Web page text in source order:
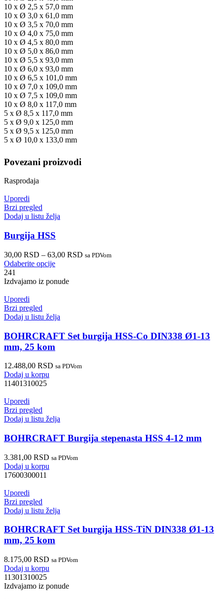
10 x Ø 2,5 x 57,0 mm
10 x Ø 3,0 x 61,0 mm
10 x Ø 3,5 x 70,0 mm
10 x Ø 4,0 x 75,0 mm
10 x Ø 4,5 x 80,0 mm
10 x Ø 5,0 x 86,0 mm
10 x Ø 5,5 x 93,0 mm
10 x Ø 6,0 x 93,0 mm
10 x Ø 6,5 x 101,0 mm
10 x Ø 7,0 x 109,0 mm
10 x Ø 7,5 x 109,0 mm
10 x Ø 8,0 x 117,0 mm
5 x Ø 8,5 x 117,0 mm
5 x Ø 9,0 x 125,0 mm
5 x Ø 9,5 x 125,0 mm
5 x Ø 10,0 x 133,0 mm
Povezani proizvodi
Rasprodaja
Uporedi
Brzi pregled
Dodaj u listu želja
Burgija HSS
30,00 RSD – 63,00 RSD sa PDVom
Odaberite opcije
241
Izdvajamo iz ponude
Uporedi
Brzi pregled
Dodaj u listu želja
BOHRCRAFT Set burgija HSS-Co DIN338 Ø1-13
mm, 25 kom
12.488,00 RSD sa PDVom
Dodaj u korpu
11401310025
Uporedi
Brzi pregled
Dodaj u listu želja
BOHRCRAFT Burgija stepenasta HSS 4-12 mm
3.381,00 RSD sa PDVom
Dodaj u korpu
17600300011
Uporedi
Brzi pregled
Dodaj u listu želja
BOHRCRAFT Set burgija HSS-TiN DIN338 Ø1-13
mm, 25 kom
8.175,00 RSD sa PDVom
Dodaj u korpu
11301310025
Izdvajamo iz ponude